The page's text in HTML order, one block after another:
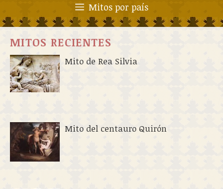
Mitos por país
MITOS RECIENTES
Mito de Rea Silvia
Mito del centauro Quirón